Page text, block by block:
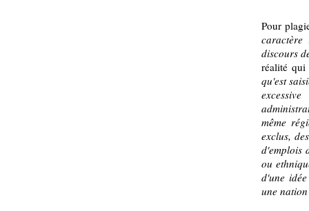
Pour
caractère
discours
réalité
qu'est
même
exclus,
d'emplois
ou
d'une
une